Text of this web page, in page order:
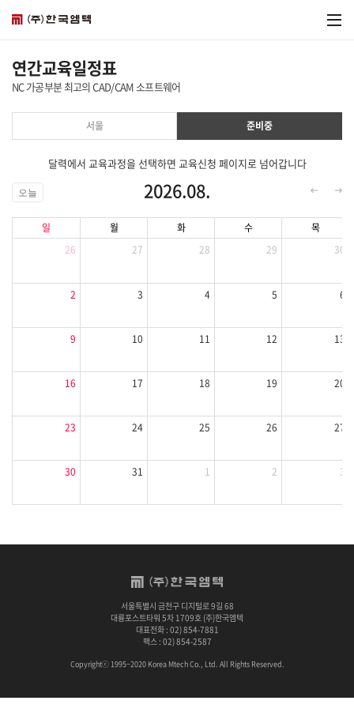
연간교육일정표
NC 가공부분 최고의 CAD/CAM 소프트웨어
서울 준비중
달력에서 교육과정을 선택하면 교육신청 페이지로 넘어갑니다
오늘 2026.08.
일 월 화 수
목
26
27 28 29 30
2 3 4 5 6
9 10 11 12 13
16 17 18 19 20
23 24 25 26 27
30 31 1 2 3
서울특별시 금천구 디지털로 9길 68
대륭포스트타워 5차 1709호 (주)한국엠텍
대표전화 : 02) 854-7881
팩스 : 02) 854-2587
Copyrightⓒ 1995~2020 Korea Mtech Co., Ltd. All Rights Reserved.